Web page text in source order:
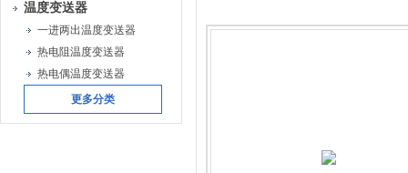
温度变送器
一进两出温度变送器
热电阻温度变送器
热电偶温度变送器
更多分类